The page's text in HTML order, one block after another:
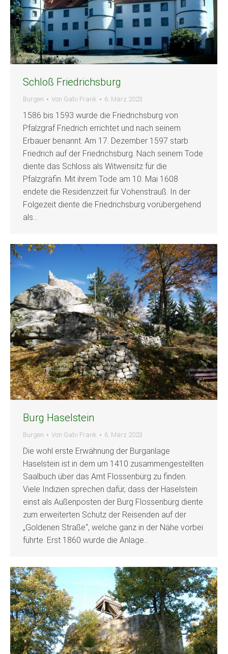
Schloß Friedrichsburg
Burgen Von Gabi Frank 6. März 2023
1586 bis 1593 wurde die Friedrichsburg von
Pfalzgraf Friedrich errichtet und nach seinem
Erbauer benannt. Am 17. Dezember 1597 starb
Friedrich auf der Friedrichsburg. Nach seinem Tode
diente das Schloss als Witwensitz für die
Pfalzgräfin. Mit ihrem Tode am 10. Mai 1608
endete die Residenzzeit für Vohenstrauß. In der
Folgezeit diente die Friedrichsburg vorübergehend
als…
Burg Haselstein
Burgen Von Gabi Frank 6. März 2023
Die wohl erste Erwähnung der Burganlage
Haselstein ist in dem um 1410 zusammengestellten
Saalbuch über das Amt Flossenbürg zu finden.
Viele Indizien sprechen dafür, dass der Haselstein
einst als Außenposten der Burg Flossenbürg diente
zum erweiterten Schutz der Reisenden auf der
„Goldenen Straße“, welche ganz in der Nähe vorbei
führte. Erst 1860 wurde die Anlage…